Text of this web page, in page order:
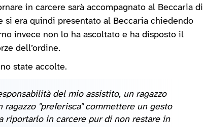
in carcere sarà accompagnato al Beccaria di
era quindi presentato al Beccaria chiedendo
invece non lo ha ascoltato e ha disposto il
dell’ordine.
state accolte.
del mio assistito, un ragazzo
"preferisca" commettere un gesto
riportarlo in carcere pur di non restare in